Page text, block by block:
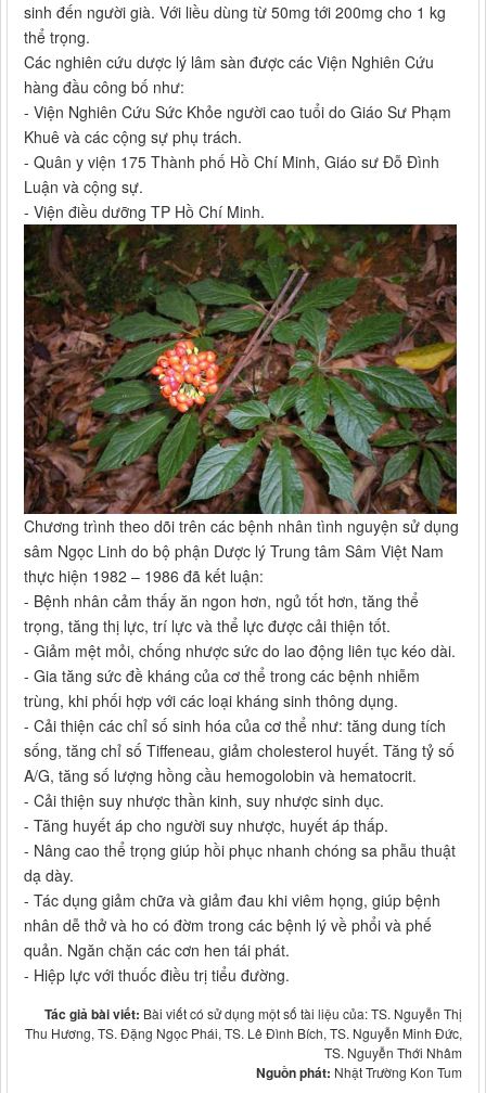
sinh đến người già. Với liều dùng từ 50mg tới 200mg cho 1 kg
thể trọng.
Các nghiên cứu dược lý lâm sàn được các Viện Nghiên Cứu
hàng đầu công bố như:
- Viện Nghiên Cứu Sức Khỏe người cao tuổi do Giáo Sư Phạm
Khuê và các cộng sự phụ trách.
- Quân y viện 175 Thành phố Hồ Chí Minh, Giáo sư Đỗ Đình
Luận và cộng sự.
- Viện điều dưỡng TP Hồ Chí Minh.
Chương trình theo dõi trên các bệnh nhân tình nguyện sử dụng
sâm Ngọc Linh do bộ phận Dược lý Trung tâm Sâm Việt Nam
thực hiện 1982 – 1986 đã kết luận:
- Bệnh nhân cảm thấy ăn ngon hơn, ngủ tốt hơn, tăng thể
trọng, tăng thị lực, trí lực và thể lực được cải thiện tốt.
- Giảm mệt mỏi, chống nhược sức do lao động liên tục kéo dài.
- Gia tăng sức đề kháng của cơ thể trong các bệnh nhiễm
trùng, khi phối hợp với các loại kháng sinh thông dụng.
- Cải thiện các chỉ số sinh hóa của cơ thể như: tăng dung tích
sống, tăng chỉ số Tiffeneau, giảm cholesterol huyết. Tăng tỷ số
A/G, tăng số lượng hồng cầu hemogolobin và hematocrit.
- Cải thiện suy nhược thần kinh, suy nhược sinh dục.
- Tăng huyết áp cho người suy nhược, huyết áp thấp.
- Nâng cao thể trọng giúp hồi phục nhanh chóng sa phẫu thuật
dạ dày.
- Tác dụng giảm chữa và giảm đau khi viêm họng, giúp bệnh
nhân dễ thở và ho có đờm trong các bệnh lý về phổi và phế
quản. Ngăn chặn các cơn hen tái phát.
- Hiệp lực với thuốc điều trị tiểu đường.
Tác giả bài viết: Bài viết có sử dụng một số tài liệu của: TS. Nguyễn Thị
Thu Hương, TS. Đặng Ngọc Phái, TS. Lê Đình Bích, TS. Nguyễn Minh Đức,
TS. Nguyễn Thới Nhâm
Nguồn phát: Nhật Trường Kon Tum